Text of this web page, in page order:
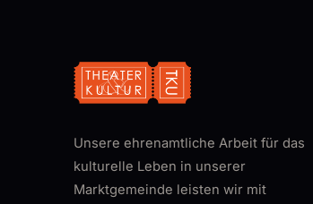
Unsere ehrenamtliche Arbeit für das
kulturelle Leben in unserer
Marktgemeinde leisten wir mit